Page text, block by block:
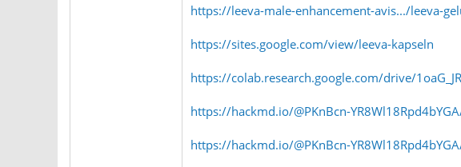
https://leeva-male-enhancement-avis.../leeva-
https://sites.google.com/view/leeva-kapseln
https://colab.research.google.com/drive/
https://hackmd.io/@PKnBcn-
https://hackmd.io/@PKnBcn-